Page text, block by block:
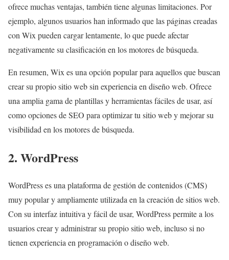
ofrece muchas ventajas, también tiene algunas limitaciones. Por
ejemplo, algunos usuarios han informado que las páginas creadas
con Wix pueden cargar lentamente, lo que puede afectar
negativamente su clasificación en los motores de búsqueda.
En resumen, Wix es una opción popular para aquellos que buscan
crear su propio sitio web sin experiencia en diseño web. Ofrece
una amplia gama de plantillas y herramientas fáciles de usar, así
como opciones de SEO para optimizar tu sitio web y mejorar su
visibilidad en los motores de búsqueda.
2. WordPress
WordPress es una plataforma de gestión de contenidos (CMS)
muy popular y ampliamente utilizada en la creación de sitios web.
Con su interfaz intuitiva y fácil de usar, WordPress permite a los
usuarios crear y administrar su propio sitio web, incluso si no
tienen experiencia en programación o diseño web.